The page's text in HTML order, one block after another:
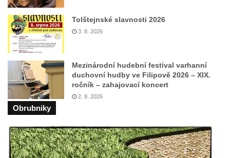
Pamětní kříž na Lovoši
Kříž na rozcestí u domu čp. 49 ve Svojkově
Centrální kříž bývalého hřbitova v Horním
Chlumu
Kříž jižně od Prysku
Boží muka svatého Floriána v Mezné
Neugebauerův kříž východně od Sloupu v
Čechách
Kříž u kostela Zvěstování Panny Marie v
Duchcově
Údajný kříž před kostelem svatých Petra a
Tolštejnské slavnosti 2026
3. 8. 2026
Mezinárodní hudební festival varhanní
duchovní hudby ve Filipově 2026 – XIX.
ročník – zahajovací koncert
2. 8. 2026
Obrubniky